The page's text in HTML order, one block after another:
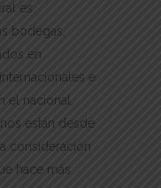
es
bodegas,
en
e
el nacional,
están desde
consideración
hace más